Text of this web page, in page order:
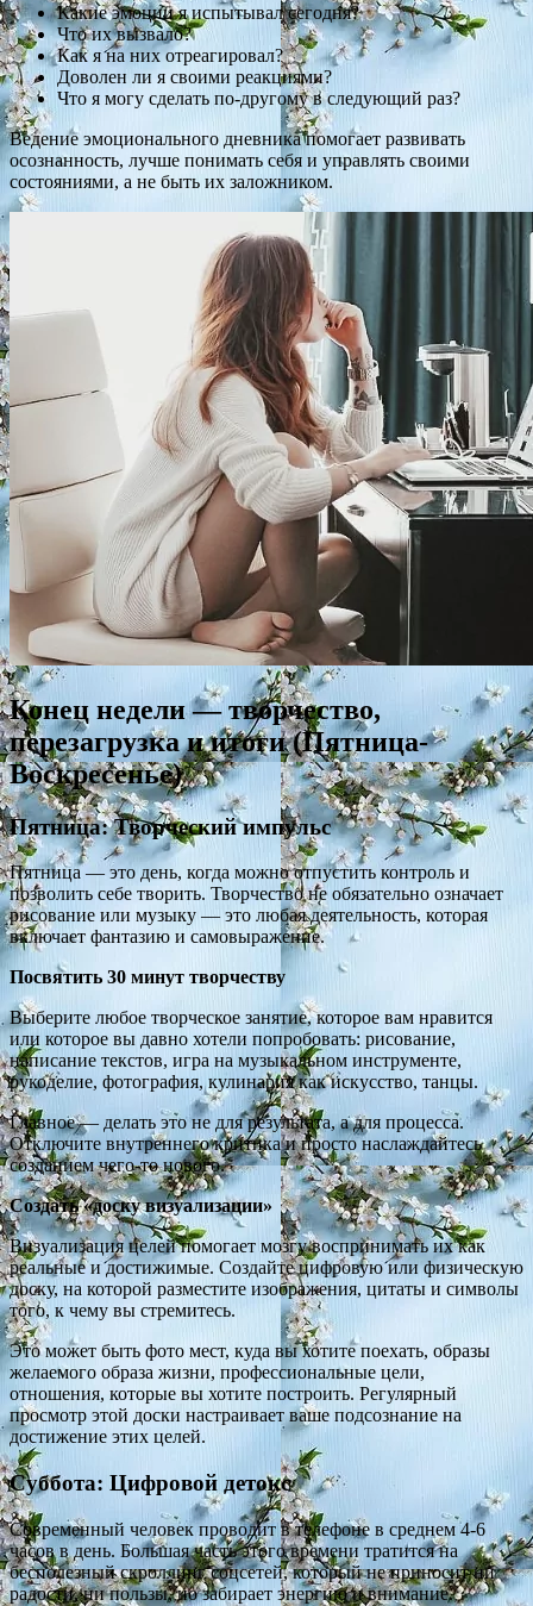
Какие эмоции я испытывал сегодня?
Что их вызвало?
Как я на них отреагировал?
Доволен ли я своими реакциями?
Что я могу сделать по-другому в следующий раз?
Ведение эмоционального дневника помогает развивать
осознанность, лучше понимать себя и управлять своими
состояниями, а не быть их заложником.
Конец недели — творчество,
перезагрузка и итоги (Пятница-
Воскресенье)
Пятница: Творческий импульс
Пятница — это день, когда можно отпустить контроль и
позволить себе творить. Творчество не обязательно означает
рисование или музыку — это любая деятельность, которая
включает фантазию и самовыражение.
Посвятить 30 минут творчеству
Выберите любое творческое занятие, которое вам нравится
или которое вы давно хотели попробовать: рисование,
написание текстов, игра на музыкальном инструменте,
рукоделие, фотография, кулинария как искусство, танцы.
Главное — делать это не для результата, а для процесса.
Отключите внутреннего критика и просто наслаждайтесь
созданием чего-то нового.
Создать «доску визуализации»
Визуализация целей помогает мозгу воспринимать их как
реальные и достижимые. Создайте цифровую или физическую
доску, на которой разместите изображения, цитаты и символы
того, к чему вы стремитесь.
Это может быть фото мест, куда вы хотите поехать, образы
желаемого образа жизни, профессиональные цели,
отношения, которые вы хотите построить. Регулярный
просмотр этой доски настраивает ваше подсознание на
достижение этих целей.
Суббота: Цифровой детокс
Современный человек проводит в телефоне в среднем 4-6
часов в день. Большая часть этого времени тратится на
бесполезный скроллинг соцсетей, который не приносит ни
радости, ни пользы, но забирает энергию и внимание.